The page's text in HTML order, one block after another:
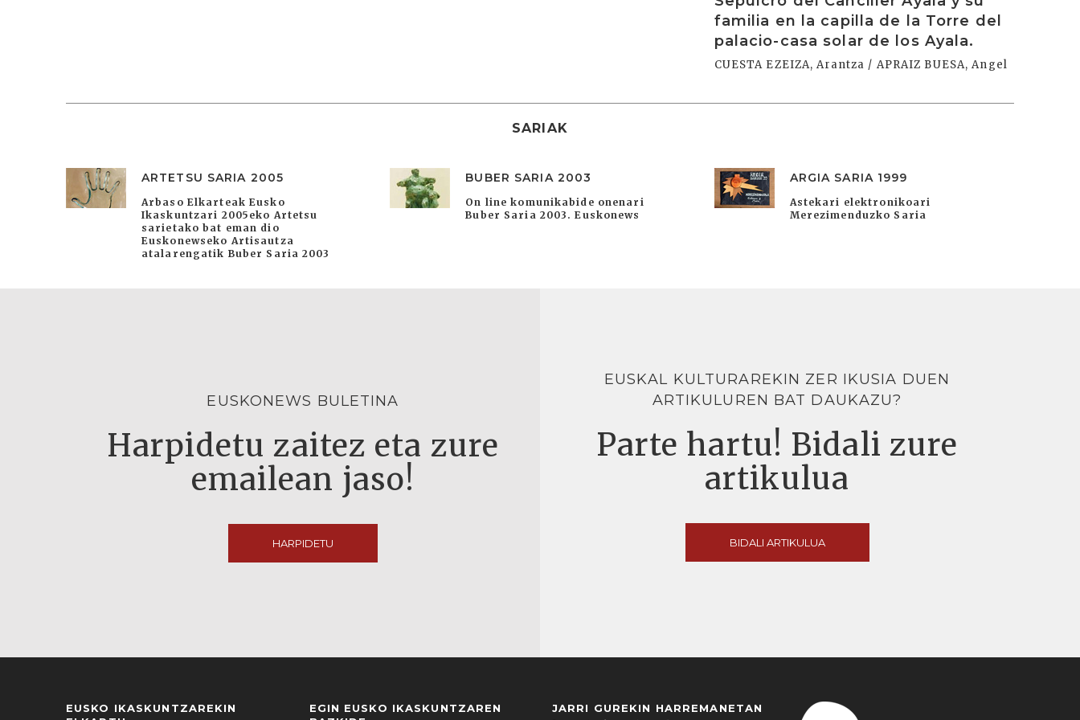
familia en la capilla de la Torre del
palacio-casa solar de los Ayala.
CUESTA EZEIZA, Arantza / APRAIZ BUESA, Angel
SARIAK
ARTETSU SARIA 2005
Arbaso Elkarteak Eusko
Ikaskuntzari 2005eko Artetsu
sarietako bat eman dio
Euskonewseko Artisautza
atalarengatik Buber Saria 2003
BUBER SARIA 2003
On line komunikabide onenari
Buber Saria 2003. Euskonews
ARGIA SARIA 1999
Astekari elektronikoari
Merezimenduzko Saria
EUSKONEWS BULETINA
Harpidetu zaitez eta zure
emailean jaso!
HARPIDETU
EUSKAL KULTURAREKIN ZER IKUSIA DUEN
ARTIKULUREN BAT DAUKAZU?
Parte hartu! Bidali zure
artikulua
BIDALI ARTIKULUA
EUSKO IKASKUNTZAREKIN
EGIN EUSKO IKASKUNTZAREN
JARRI GUREKIN HARREMANETAN